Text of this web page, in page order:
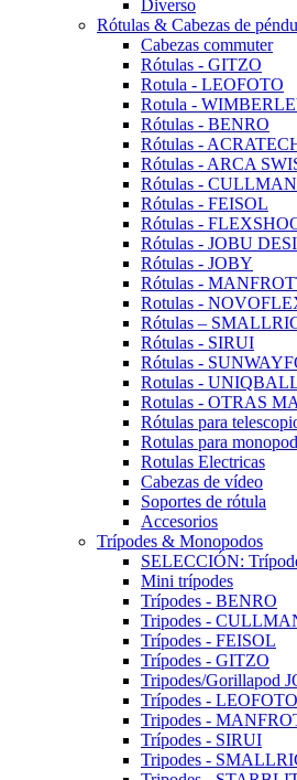
Diverso
Rótulas & Cabezas de
Cabezas commuter
Rótulas - GITZO
Rotula - LEOFOTO
Rotula -
Rótulas - BENRO
Rótulas -
Rótulas - ARCA
Rótulas -
Rótulas - FEISOL
Rótulas -
Rótulas - JOBU
Rótulas - JOBY
Rótulas -
Rotulas -
Rótulas –
Rótulas - SIRUI
Rótulas -
Rotulas -
Rotulas - OTRAS
Rótulas para
Rotulas para
Rotulas Electricas
Cabezas de vídeo
Soportes de rótula
Accesorios
Trípodes & Monopodos
SELECCIÓN:
Mini trípodes
Trípodes - BENRO
Tripodes -
Trípodes - FEISOL
Trípodes - GITZO
Tripodes/Gorillapod
Trípodes - LEOFOTO
Tripodes -
Trípodes - SIRUI
Tripodes -